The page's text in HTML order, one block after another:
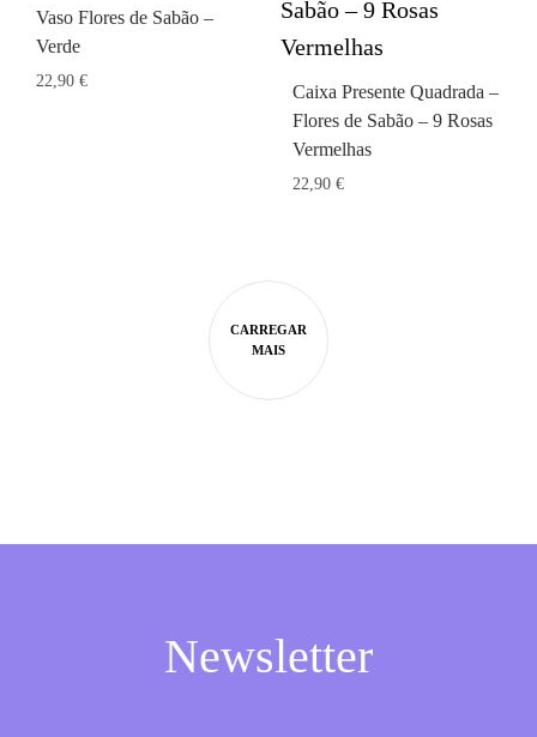
Vaso Flores de Sabão –
Verde
22,90 €
Caixa Presente Quadrada –
Flores de Sabão – 9 Rosas
Vermelhas
22,90 €
CARREGAR
MAIS
Newsletter